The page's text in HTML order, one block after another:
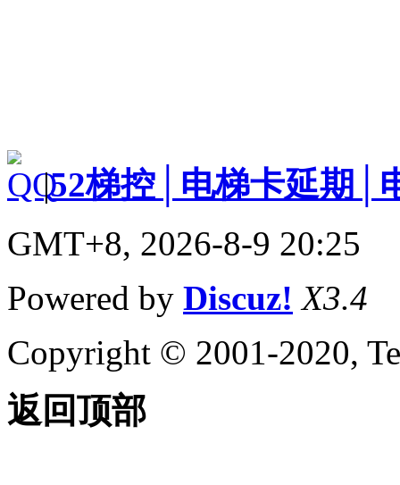
|52梯控│电梯卡延期│
GMT+8, 2026-8-9 20:25
Powered by Discuz! X3.4
Copyright © 2001-2020,
返回顶部